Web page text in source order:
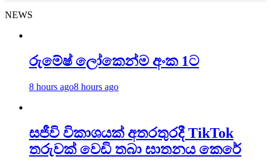
NEWS
රුමේෂ් ලෝකෙන්ම අංක 1ට
8 hours ago8 hours ago
සජීවි විකාශයක් අතරතුරදී TikTok
තරුවක් වෙඩි තබා ඝාතනය කෙරේ